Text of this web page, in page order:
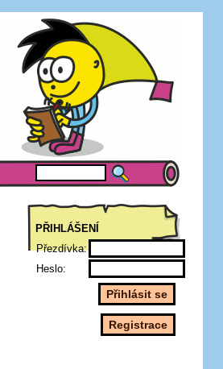
PŘIHLÁŠENÍ
Přezdívka:
Heslo: